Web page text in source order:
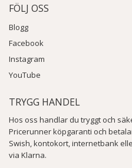
FÖLJ OSS
Blogg
Facebook
Instagram
YouTube
TRYGG HANDEL
Hos oss handlar du tryggt och
Pricerunner köpgaranti och
Swish, kontokort, internetbank
via Klarna.